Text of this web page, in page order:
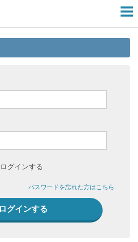
グインする
パスワードを忘れた方はこちら